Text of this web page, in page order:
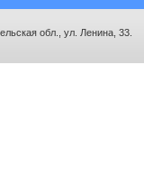
обл., ул. Ленина, 33.